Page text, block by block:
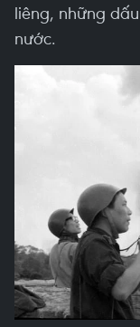
liêng, những
nước.